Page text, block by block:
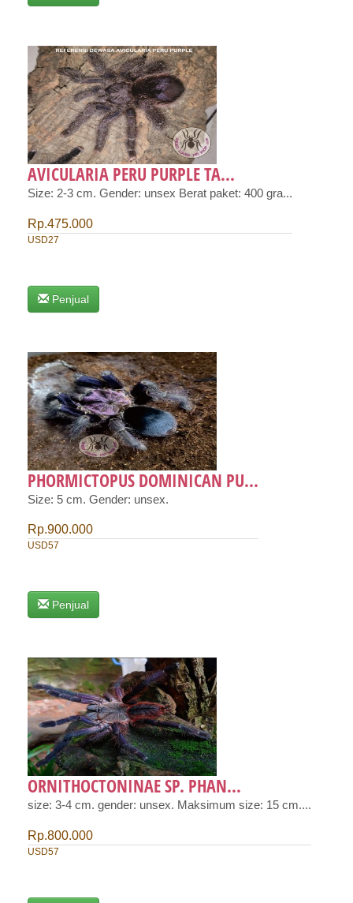
AVICULARIA PERU PURPLE TA...
Size: 2-3 cm. Gender: unsex Berat paket: 400 gra...
Rp.475.000
USD27
Penjual
PHORMICTOPUS DOMINICAN PU...
Size: 5 cm. Gender: unsex.
Rp.900.000
USD57
Penjual
ORNITHOCTONINAE SP. PHAN...
size: 3-4 cm. gender: unsex. Maksimum size: 15 cm....
Rp.800.000
USD57